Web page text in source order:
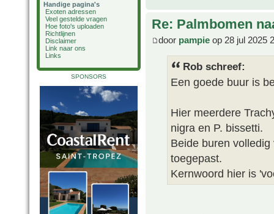
Handige pagina's
Exoten adressen
Veel gestelde vragen
Hoe foto's uploaden
Richtlijnen
Disclaimer
Link naar ons
Links
SPONSORS
Re: Palmbomen
door pampie op 28 jul 2025
Rob schreef:
Een goede buur is
Hier meerdere
nigra en P. bissetti.
Beide buren
toegepast.
Kernwoord hier is